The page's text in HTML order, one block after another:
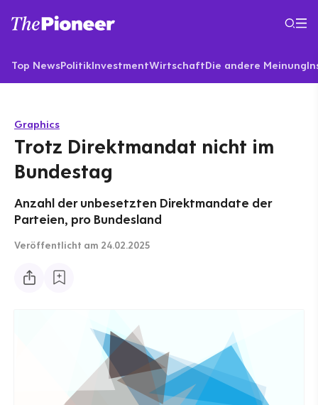
Top NewsPolitikInvestmentWirtschaftDie andere Meinung
Graphics
Trotz Direktmandat nicht im
Bundestag
Anzahl der unbesetzten Direktmandate der
Parteien, pro Bundesland
Veröffentlicht am 24.02.2025